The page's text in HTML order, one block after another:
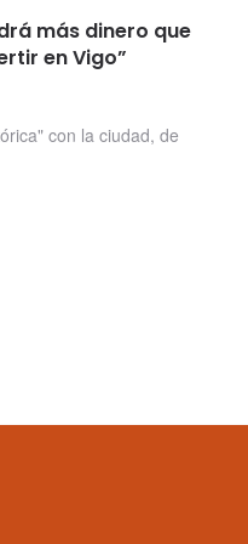
más dinero que
en Vigo”
con la ciudad, de